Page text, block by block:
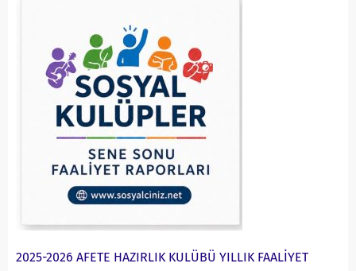
2025-2026 AFETE HAZIRLIK KULÜBÜ YILLIK FAALİYET